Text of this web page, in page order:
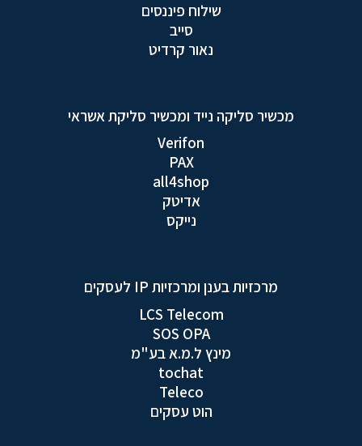
שילוח פיננסים
סייב
נאור קרדיט
מכשיר סליקה נייד ומכשיר סליקת אשראי
Verifon
PAX
all4shop
אדיטק
נייקס
מרכזיות בענן ומרכזיות IP לעסקים
LCS Telecom
SOS OPA
מינץ ל.מ.א בע"מ
tochat
Teleco
הוט עסקים